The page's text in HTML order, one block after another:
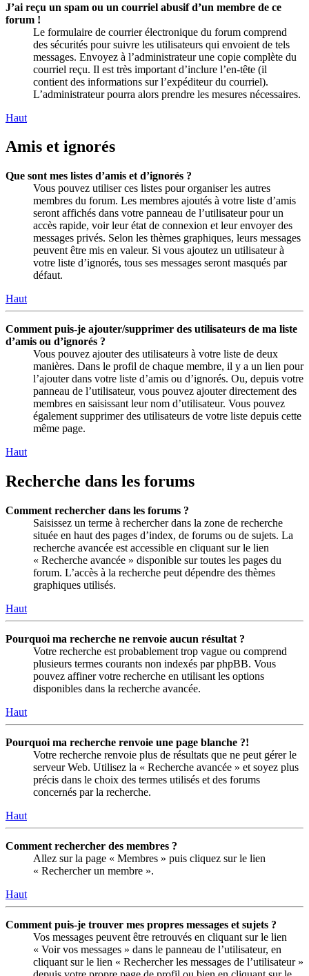
J’ai reçu un spam ou un courriel abusif d’un membre de ce
forum !
Le formulaire de courrier électronique du forum comprend
des sécurités pour suivre les utilisateurs qui envoient de tels
messages. Envoyez à l’administrateur une copie complète du
courriel reçu. Il est très important d’inclure l’en-tête (il
contient des informations sur l’expéditeur du courriel).
L’administrateur pourra alors prendre les mesures nécessaires.
Haut
Amis et ignorés
Que sont mes listes d’amis et d’ignorés ?
Vous pouvez utiliser ces listes pour organiser les autres
membres du forum. Les membres ajoutés à votre liste d’amis
seront affichés dans votre panneau de l’utilisateur pour un
accès rapide, voir leur état de connexion et leur envoyer des
messages privés. Selon les thèmes graphiques, leurs messages
peuvent être mis en valeur. Si vous ajoutez un utilisateur à
votre liste d’ignorés, tous ses messages seront masqués par
défaut.
Haut
Comment puis-je ajouter/supprimer des utilisateurs de ma liste
d’amis ou d’ignorés ?
Vous pouvez ajouter des utilisateurs à votre liste de deux
manières. Dans le profil de chaque membre, il y a un lien pour
l’ajouter dans votre liste d’amis ou d’ignorés. Ou, depuis votre
panneau de l’utilisateur, vous pouvez ajouter directement des
membres en saisissant leur nom d’utilisateur. Vous pouvez
également supprimer des utilisateurs de votre liste depuis cette
même page.
Haut
Recherche dans les forums
Comment rechercher dans les forums ?
Saisissez un terme à rechercher dans la zone de recherche
située en haut des pages d’index, de forums ou de sujets. La
recherche avancée est accessible en cliquant sur le lien
« Recherche avancée » disponible sur toutes les pages du
forum. L’accès à la recherche peut dépendre des thèmes
graphiques utilisés.
Haut
Pourquoi ma recherche ne renvoie aucun résultat ?
Votre recherche est probablement trop vague ou comprend
plusieurs termes courants non indexés par phpBB. Vous
pouvez affiner votre recherche en utilisant les options
disponibles dans la recherche avancée.
Haut
Pourquoi ma recherche renvoie une page blanche ?!
Votre recherche renvoie plus de résultats que ne peut gérer le
serveur Web. Utilisez la « Recherche avancée » et soyez plus
précis dans le choix des termes utilisés et des forums
concernés par la recherche.
Haut
Comment rechercher des membres ?
Allez sur la page « Membres » puis cliquez sur le lien
« Rechercher un membre ».
Haut
Comment puis-je trouver mes propres messages et sujets ?
Vos messages peuvent être retrouvés en cliquant sur le lien
« Voir vos messages » dans le panneau de l’utilisateur, en
cliquant sur le lien « Rechercher les messages de l’utilisateur »